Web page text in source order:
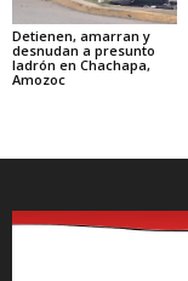
Detienen, amarran y
desnudan a presunto
ladrón en Chachapa,
Amozoc